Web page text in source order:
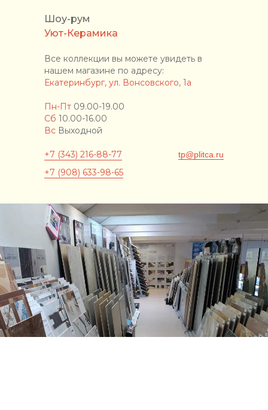
Шоу-рум
Уют-Керамика
Все коллекции вы можете увидеть в
нашем магазине по адресу:
Екатеринбург, ул. Вонсовского, 1а
Пн-Пт 09.00-19.00
Сб 10.00-16.00
Вс Выходной
+7 (343) 216-88-77 tp@plitca.ru
+7 (908) 633-98-65